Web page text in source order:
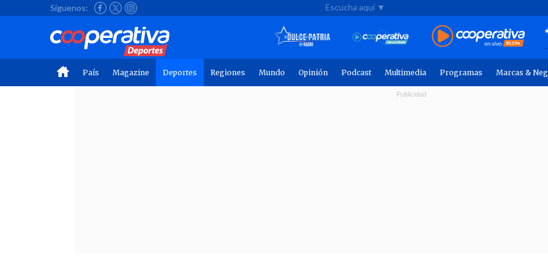
Síguenos: Escucha aquí ▼
País Magazine Deportes Regiones Mundo Opinión Podcast Multimedia Programas Marcas &